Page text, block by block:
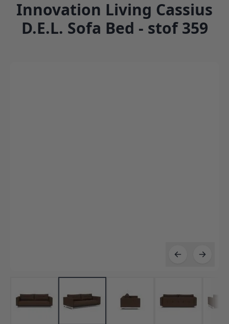
Innovation Living Cassius
D.E.L. Sofa Bed - stof 359